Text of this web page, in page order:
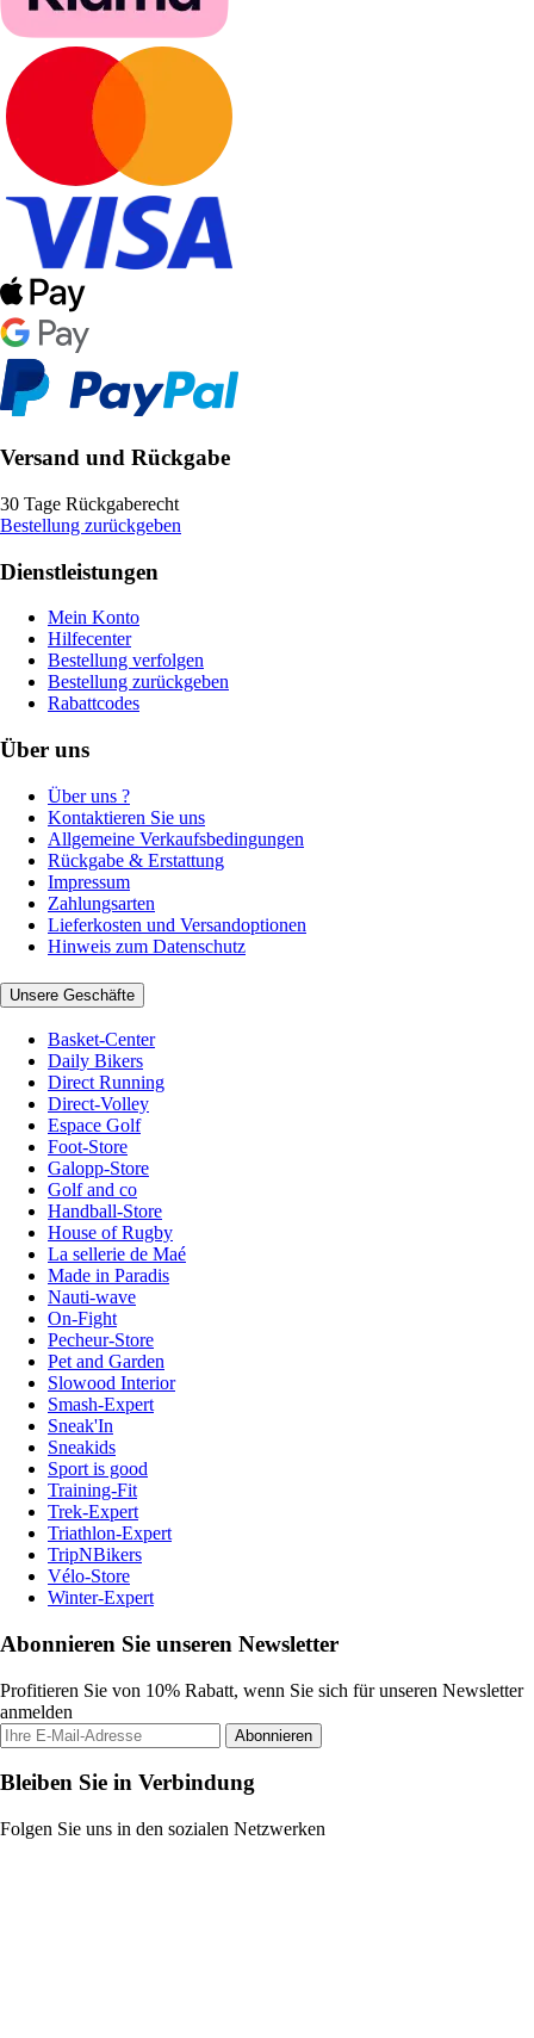
Versand und Rückgabe
30 Tage Rückgaberecht
Bestellung zurückgeben
Dienstleistungen
Mein Konto
Hilfecenter
Bestellung verfolgen
Bestellung zurückgeben
Rabattcodes
Über uns
Über uns ?
Kontaktieren Sie uns
Allgemeine Verkaufsbedingungen
Rückgabe & Erstattung
Impressum
Zahlungsarten
Lieferkosten und Versandoptionen
Hinweis zum Datenschutz
Unsere Geschäfte
Basket-Center
Daily Bikers
Direct Running
Direct-Volley
Espace Golf
Foot-Store
Galopp-Store
Golf and co
Handball-Store
House of Rugby
La sellerie de Maé
Made in Paradis
Nauti-wave
On-Fight
Pecheur-Store
Pet and Garden
Slowood Interior
Smash-Expert
Sneak'In
Sneakids
Sport is good
Training-Fit
Trek-Expert
Triathlon-Expert
TripNBikers
Vélo-Store
Winter-Expert
Abonnieren Sie unseren Newsletter
Profitieren Sie von 10% Rabatt, wenn Sie sich für unseren Newsletter
anmelden
Abonnieren
Bleiben Sie in Verbindung
Folgen Sie uns in den sozialen Netzwerken